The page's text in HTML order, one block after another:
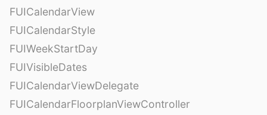
FUICalendarView
FUICalendarStyle
FUIWeekStartDay
FUIVisibleDates
FUICalendarViewDelegate
FUICalendarFloorplanViewController